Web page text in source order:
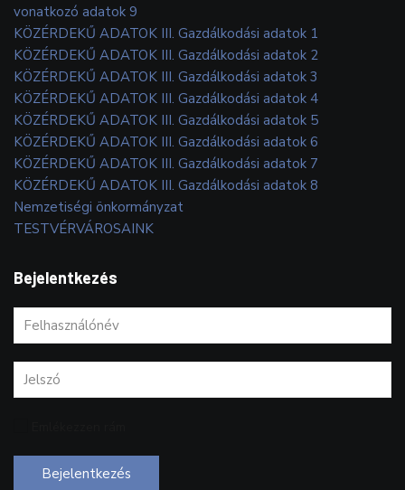
vonatkozó adatok 9
KÖZÉRDEKŰ ADATOK III. Gazdálkodási adatok 1
KÖZÉRDEKŰ ADATOK III. Gazdálkodási adatok 2
KÖZÉRDEKŰ ADATOK III. Gazdálkodási adatok 3
KÖZÉRDEKŰ ADATOK III. Gazdálkodási adatok 4
KÖZÉRDEKŰ ADATOK III. Gazdálkodási adatok 5
KÖZÉRDEKŰ ADATOK III. Gazdálkodási adatok 6
KÖZÉRDEKŰ ADATOK III. Gazdálkodási adatok 7
KÖZÉRDEKŰ ADATOK III. Gazdálkodási adatok 8
Nemzetiségi önkormányzat
TESTVÉRVÁROSAINK
Bejelentkezés
Bejelentkezés